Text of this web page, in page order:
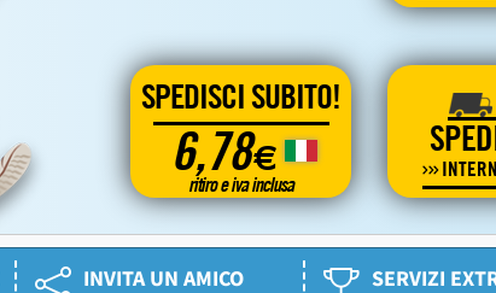
SPEDISCI SUBITO!
6,78€
ritiro e iva inclusa
INVITA UN AMICO
SERVIZI